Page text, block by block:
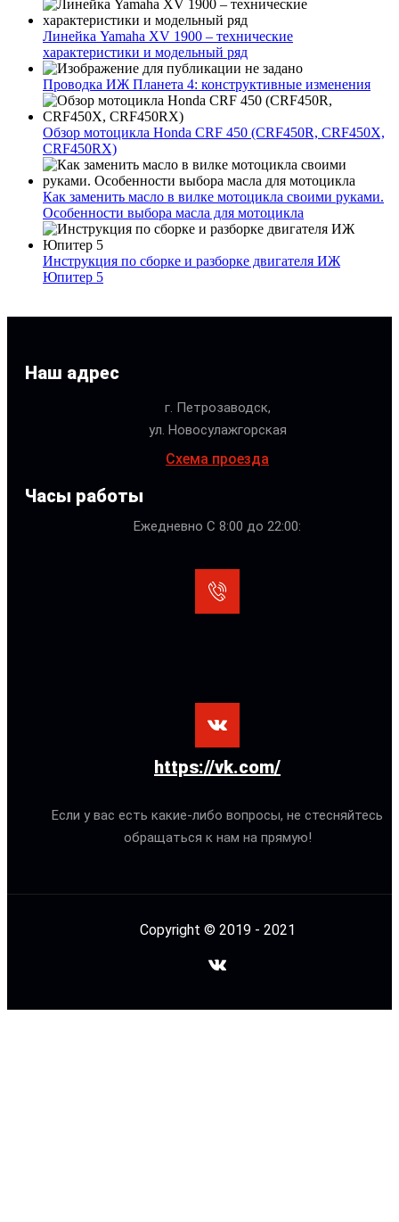
Линейка Yamaha XV 1900 – технические
характеристики и модельный ряд
Проводка ИЖ Планета 4: конструктивные изменения
Обзор мотоцикла Honda CRF 450 (CRF450R, CRF450X,
CRF450RX)
Как заменить масло в вилке мотоцикла своими руками.
Особенности выбора масла для мотоцикла
Инструкция по сборке и разборке двигателя ИЖ
Юпитер 5
Наш адрес
г. Петрозаводск,
ул. Новосулажгорская
Схема проезда
Часы работы
Ежедневно С 8:00 до 22:00:
https://vk.com/
Если у вас есть какие-либо вопросы, не стесняйтесь
обращаться к нам на прямую!
Copyright © 2019 - 2021